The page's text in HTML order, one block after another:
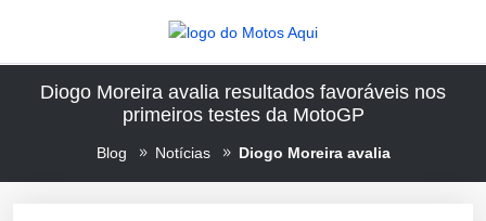
Diogo Moreira avalia resultados favoráveis nos
primeiros testes da MotoGP
Blog Notícias Diogo Moreira avalia